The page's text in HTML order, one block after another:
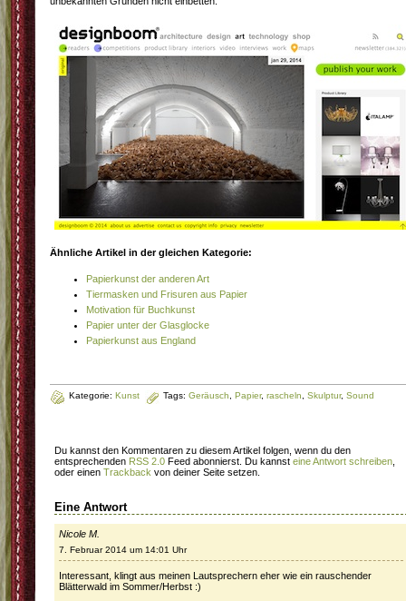
Ähnliche Artikel in der gleichen Kategorie:
Papierkunst der anderen Art
Tiermasken und Frisuren aus Papier
Motivation für Buchkunst
Papier unter der Glasglocke
Papierkunst aus England
Kategorie: Kunst Tags: Geräusch Papier, rascheln Skulptur, Sound
Du kannst den Kommentaren zu diesem Artikel folgen, wenn du den
entsprechenden RSS 2.0 Feed abonnierst. Du kannst eine Antwort schreiben
oder einen Trackback von deiner Seite setzen.
Eine Antwort
Nicole M.
7. Februar 2014 um 14:01 Uhr
Interessant, klingt aus meinen Lautsprechern eher wie ein rauschender
Blätterwald im Sommer/Herbst :)